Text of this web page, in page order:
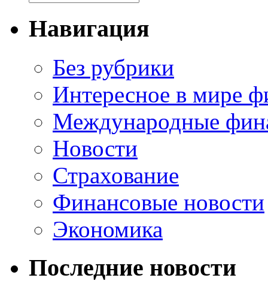
Навигация
Без рубрики
Интересное в мире
Международные
Новости
Страхование
Финансовые новости
Экономика
Последние новости